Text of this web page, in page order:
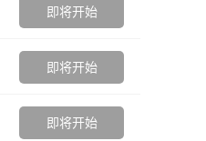
即将开始
即将开始
即将开始